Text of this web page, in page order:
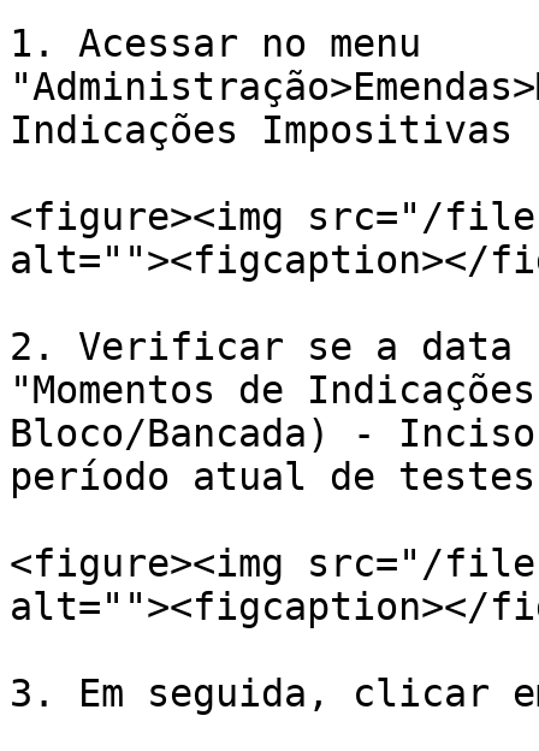
1. Acessar no menu
Indicações Impositivas
<figure><img src="/files/
alt=""><figcaption></
2. Verificar se a data
"Momentos de
Bloco/Bancada) -
período atual de
<figure><img src="/
alt=""><figcaption></
3. Em seguida, clicar